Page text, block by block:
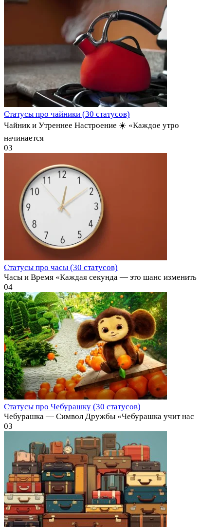
Статусы про чайники (30 статусов)
Чайник и Утреннее Настроение ☀️ «Каждое утро
начинается
03
Статусы про часы (30 статусов)
Часы и Время «Каждая секунда — это шанс изменить
04
Статусы про Чебурашку (30 статусов)
Чебурашка — Символ Дружбы «Чебурашка учит нас
03